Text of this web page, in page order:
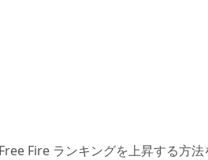
Fire ランキングを上昇する方法